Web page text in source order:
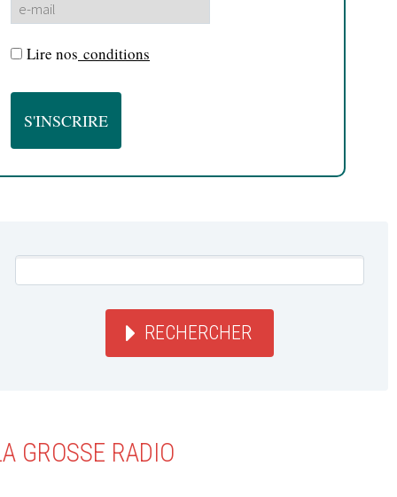
Lire nos conditions
RECHERCHER
GROSSE RADIO